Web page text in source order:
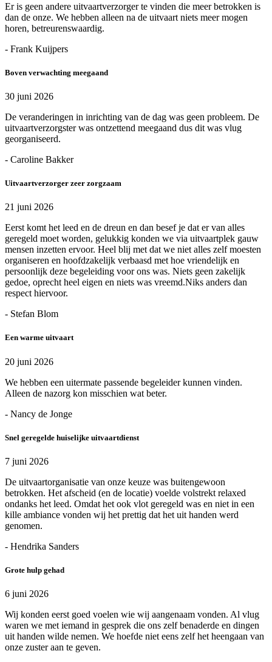
Er is geen andere uitvaartverzorger te vinden die meer betrokken is
dan de onze. We hebben alleen na de uitvaart niets meer mogen
horen, betreurenswaardig.
- Frank Kuijpers
Boven verwachting meegaand
30 juni 2026
De veranderingen in inrichting van de dag was geen probleem. De
uitvaartverzorgster was ontzettend meegaand dus dit was vlug
georganiseerd.
- Caroline Bakker
Uitvaartverzorger zeer zorgzaam
21 juni 2026
Eerst komt het leed en de dreun en dan besef je dat er van alles
geregeld moet worden, gelukkig konden we via uitvaartplek gauw
mensen inzetten ervoor. Heel blij met dat we niet alles zelf moesten
organiseren en hoofdzakelijk verbaasd met hoe vriendelijk en
persoonlijk deze begeleiding voor ons was. Niets geen zakelijk
gedoe, oprecht heel eigen en niets was vreemd.Niks anders dan
respect hiervoor.
- Stefan Blom
Een warme uitvaart
20 juni 2026
We hebben een uitermate passende begeleider kunnen vinden.
Alleen de nazorg kon misschien wat beter.
- Nancy de Jonge
Snel geregelde huiselijke uitvaartdienst
7 juni 2026
De uitvaartorganisatie van onze keuze was buitengewoon
betrokken. Het afscheid (en de locatie) voelde volstrekt relaxed
ondanks het leed. Omdat het ook vlot geregeld was en niet in een
kille ambiance vonden wij het prettig dat het uit handen werd
genomen.
- Hendrika Sanders
Grote hulp gehad
6 juni 2026
Wij konden eerst goed voelen wie wij aangenaam vonden. Al vlug
waren we met iemand in gesprek die ons zelf benaderde en dingen
uit handen wilde nemen. We hoefde niet eens zelf het heengaan van
onze zuster aan te geven.